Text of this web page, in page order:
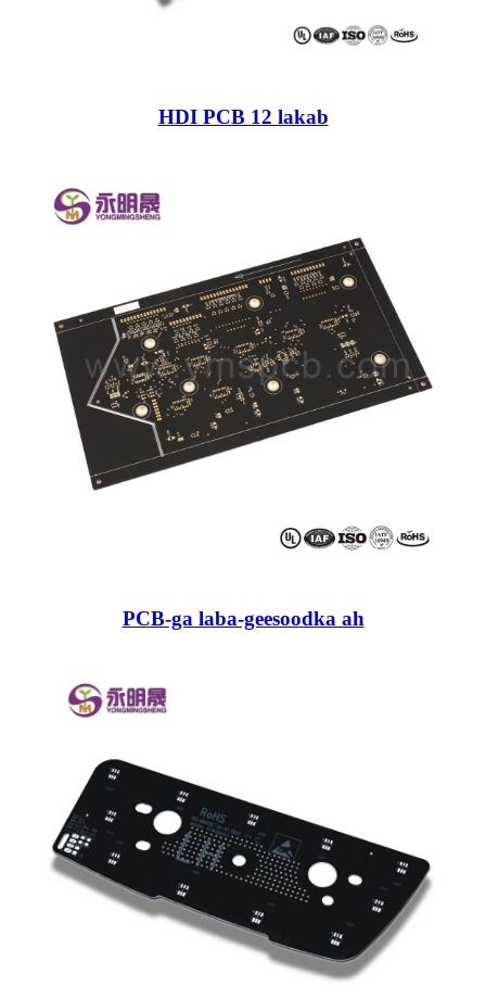
HDI PCB 12 lakab
PCB-ga laba-geesoodka ah